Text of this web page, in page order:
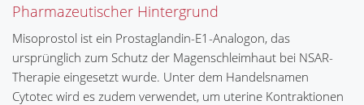
Pharmazeutischer Hintergrund
Misoprostol ist ein Prostaglandin-E1-Analogon, das
ursprünglich zum Schutz der Magenschleimhaut bei NSAR-
Therapie eingesetzt wurde. Unter dem Handelsnamen
Cytotec wird es zudem verwendet, um uterine Kontraktionen